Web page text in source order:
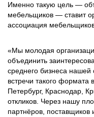
Именно такую цель —
мебельщиков — ставит
ассоциация
«Мы молодая
объединить
среднего бизнеса
встречи такого формата
Петербург, Краснодар,
откликов. Через нашу
партнёров, поставщиков